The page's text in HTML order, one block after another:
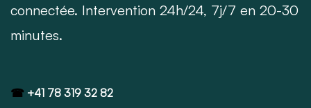
connectée. Intervention 24h/24, 7j/7 en 20-30
minutes.
☎ +41 78 319 32 82